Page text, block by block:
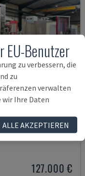
127.000 €
EU-Benutzer
zu verbessern, die
zu
verwalten
wir Ihre Daten
ALLE AKZEPTIEREN